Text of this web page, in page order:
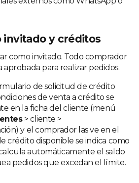
invitado y créditos
como invitado. Todo comprador
para realizar pedidos.
de solicitud de crédito
de venta a crédito se
en la ficha del cliente (menú
> cliente >
y el comprador las ve en el
crédito disponible se indica como
automáticamente el saldo
pedidos que excedan el límite.